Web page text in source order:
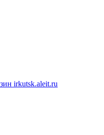
irkutsk.aleit.ru